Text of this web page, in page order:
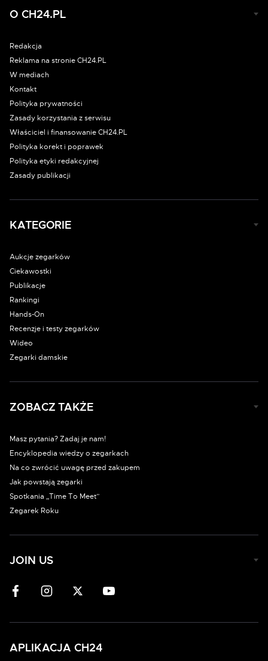
O CH24.PL
Redakcja
Reklama na stronie CH24.PL
W mediach
Kontakt
Polityka prywatności
Zasady korzystania z serwisu
Właściciel i finansowanie CH24.PL
Polityka korekt i poprawek
Polityka etyki redakcyjnej
Zasady publikacji
KATEGORIE
Aukcje zegarków
Ciekawostki
Publikacje
Rankingi
Hands-On
Recenzje i testy zegarków
Wideo
Zegarki damskie
ZOBACZ TAKŻE
Masz pytania? Zadaj je nam!
Encyklopedia wiedzy o zegarkach
Na co zwrócić uwagę przed zakupem
Jak powstają zegarki
Spotkania „Time To Meet”
Zegarek Roku
JOIN US
APLIKACJA CH24